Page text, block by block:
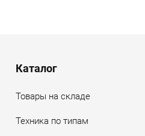
Каталог
Товары на складе
Техника по типам